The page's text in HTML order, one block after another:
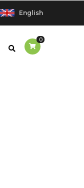
English
0